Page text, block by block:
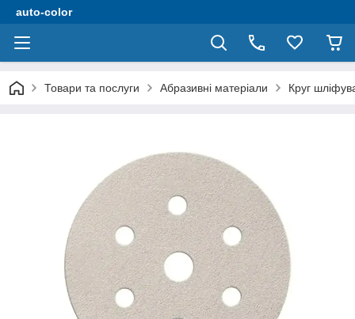
auto-color
Товари та послуги Абразивні матеріали Круг